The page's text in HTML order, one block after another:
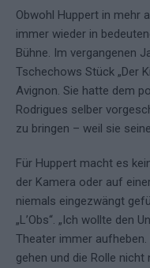
Obwohl Huppert in mehr
immer wieder in
Bühne. Im vergangenen
Tschechows Stück „Der
Avignon. Sie hatte dem
Rodrigues selber
zu bringen – weil sie
Für Huppert macht es
der Kamera oder auf
niemals eingezwängt
„L’Obs“. „Ich wollte den
Theater immer
gehen und die Rolle nicht